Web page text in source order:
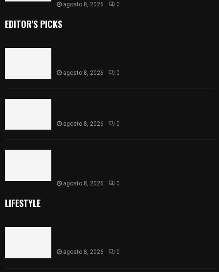
agosto 8, 2026 0
EDITOR'S PICKS
agosto 8, 2026 0
agosto 8, 2026 0
agosto 8, 2026 0
LIFESTYLE
agosto 8, 2026 0